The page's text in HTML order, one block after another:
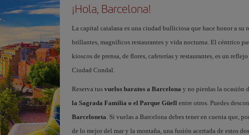
¡Hola, Barcelona!
La capital catalana es una ciudad bulliciosa que hace honor a su
brillantes, magníficos restaurantes y vida nocturna. El céntrico
kioscos de prensa, de flores, cafeterías y restaurantes, es un
Ciudad Condal.
Reserva tus vuelos baratos a Barcelona y no pierdas la ocasión
la Sagrada Familia o el Parque Güell entre otros. Puedes
Barceloneta. Si vuelas a Barcelona debes tener en cuenta que,
de lo mejor del mar y la montaña, una fusión acertada de estos